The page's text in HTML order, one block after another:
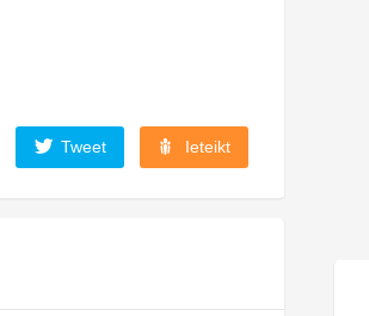
Tweet Ieteikt